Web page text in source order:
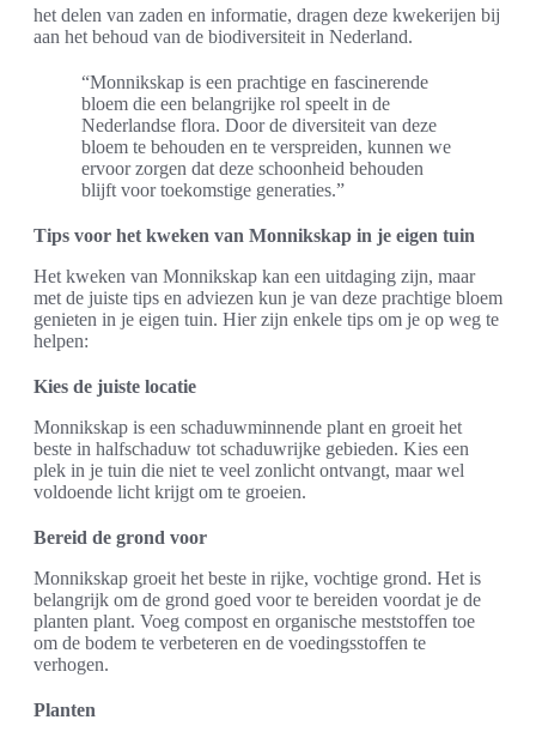
het delen van zaden en informatie, dragen deze kwekerijen bij
aan het behoud van de biodiversiteit in Nederland.
“Monnikskap is een prachtige en fascinerende
bloem die een belangrijke rol speelt in de
Nederlandse flora. Door de diversiteit van deze
bloem te behouden en te verspreiden, kunnen we
ervoor zorgen dat deze schoonheid behouden
blijft voor toekomstige generaties.”
Tips voor het kweken van Monnikskap in je eigen tuin
Het kweken van Monnikskap kan een uitdaging zijn, maar
met de juiste tips en adviezen kun je van deze prachtige bloem
genieten in je eigen tuin. Hier zijn enkele tips om je op weg te
helpen:
Kies de juiste locatie
Monnikskap is een schaduwminnende plant en groeit het
beste in halfschaduw tot schaduwrijke gebieden. Kies een
plek in je tuin die niet te veel zonlicht ontvangt, maar wel
voldoende licht krijgt om te groeien.
Bereid de grond voor
Monnikskap groeit het beste in rijke, vochtige grond. Het is
belangrijk om de grond goed voor te bereiden voordat je de
planten plant. Voeg compost en organische meststoffen toe
om de bodem te verbeteren en de voedingsstoffen te
verhogen.
Planten